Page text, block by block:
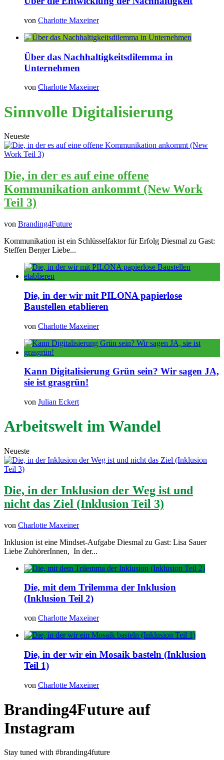
von Charlotte Maxeiner
Über das Nachhaltigkeitsdilemma in
Unternehmen
von Charlotte Maxeiner
Sinnvolle Digitalisierung
Neueste
Die, in der es auf eine offene
Kommunikation ankommt (New Work
Teil 3)
von Branding4Future
Kommunikation ist ein Schlüsselfaktor für Erfolg Diesmal zu Gast:
Steffen Berger Liebe...
Die, in der wir mit PILONA papierlose
Baustellen etablieren
von Charlotte Maxeiner
Kann Digitalisierung Grün sein? Wir sagen JA,
sie ist grasgrün!
von Julian Eckert
Arbeitswelt im Wandel
Neueste
Die, in der Inklusion der Weg ist und
nicht das Ziel (Inklusion Teil 3)
von Charlotte Maxeiner
Inklusion ist eine Mindset-Aufgabe Diesmal zu Gast: Lisa Sauer
Liebe ZuhörerInnen, In der...
Die, mit dem Trilemma der Inklusion
(Inklusion Teil 2)
von Charlotte Maxeiner
Die, in der wir ein Mosaik basteln (Inklusion
Teil 1)
von Charlotte Maxeiner
Branding4Future auf
Instagram
Stay tuned with #branding4future